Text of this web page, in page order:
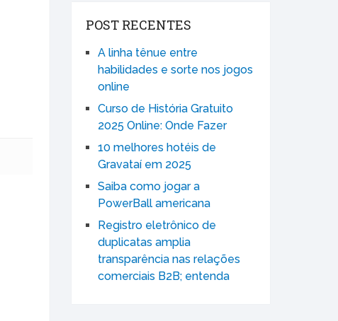
POST RECENTES
A linha tênue entre
habilidades e sorte nos jogos
online
Curso de História Gratuito
2025 Online: Onde Fazer
10 melhores hotéis de
Gravataí em 2025
Saiba como jogar a
PowerBall americana
Registro eletrônico de
duplicatas amplia
transparência nas relações
comerciais B2B; entenda